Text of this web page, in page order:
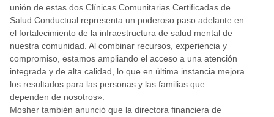
unión de estas dos Clínicas Comunitarias Certificadas de
Salud Conductual representa un poderoso paso adelante en
el fortalecimiento de la infraestructura de salud mental de
nuestra comunidad. Al combinar recursos, experiencia y
compromiso, estamos ampliando el acceso a una atención
integrada y de alta calidad, lo que en última instancia mejora
los resultados para las personas y las familias que
dependen de nosotros».
Mosher también anunció que la directora financiera de